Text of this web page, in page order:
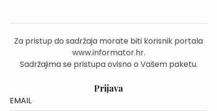
Za pristup do sadržaja morate biti korisnik portala
www.informator.hr.
Sadržajima se pristupa ovisno o Vašem paketu.
Prijava
EMAIL